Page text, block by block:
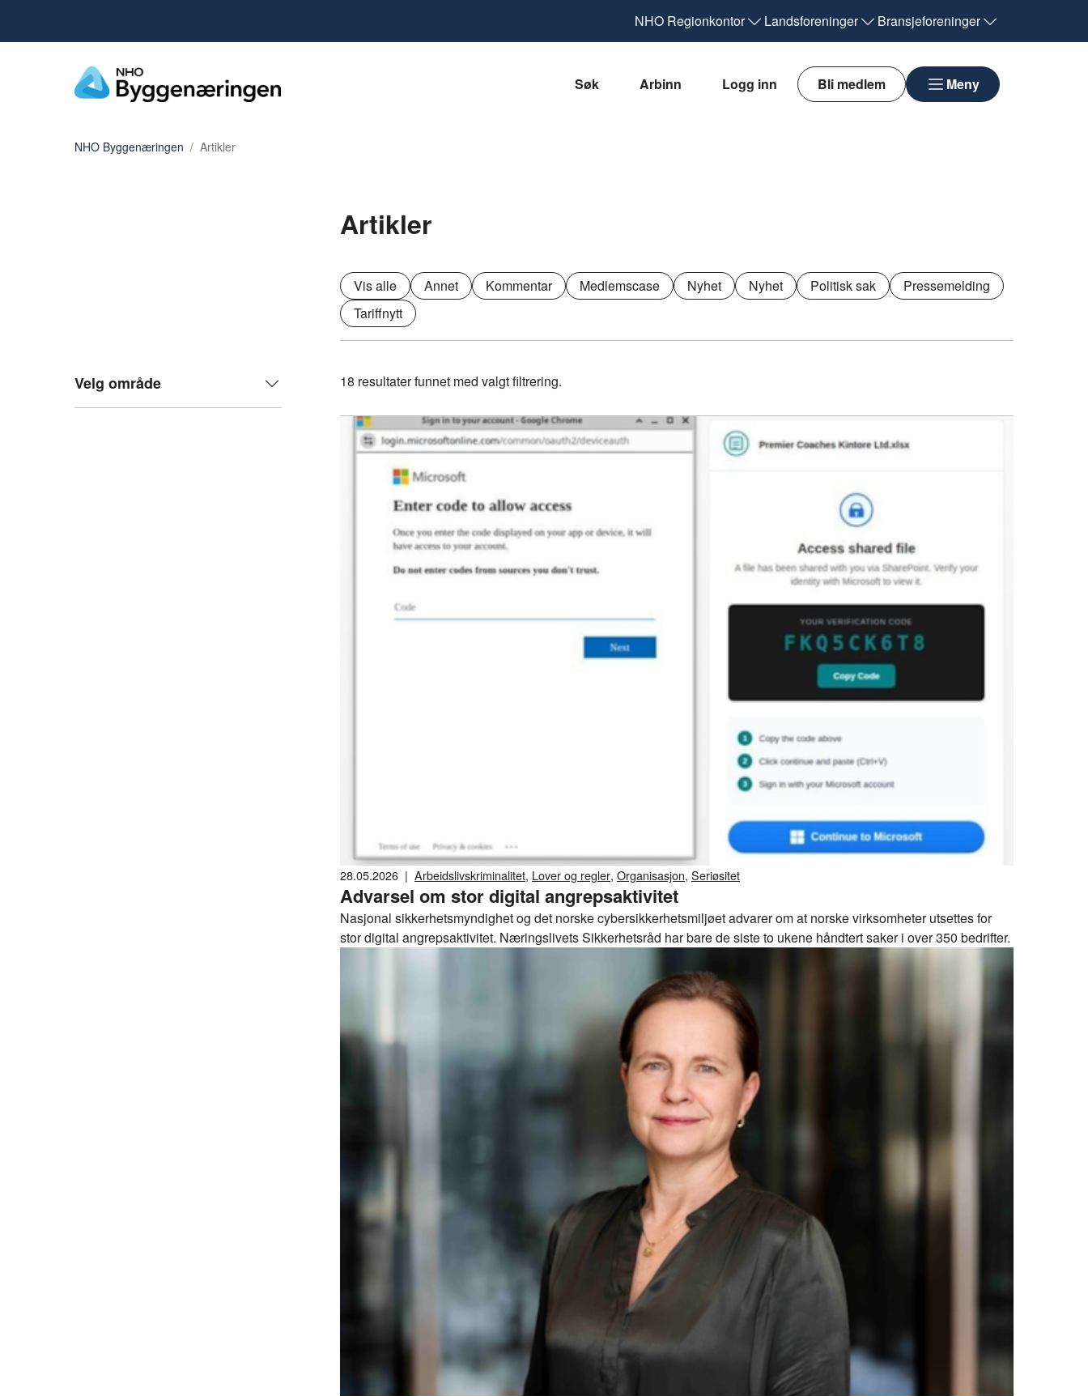
NHO Regionkontor Landsforeninger Bransjeforeninger
Søk Arbinn Logg inn Bli medlem Meny
NHO Byggenæringen Artikler
Artikler
Vis alle Annet Kommentar Medlemscase Nyhet Nyhet Politisk sak
Pressemelding
Tariffnytt
Velg område 18 resultater funnet med valgt filtrering.
28.05.2026 | Arbeidslivskriminalitet, Lover og regler, Organisasjon, Seriøsitet
Advarsel om stor digital angrepsaktivitet
Nasjonal sikkerhetsmyndighet og det norske cybersikkerhetsmiljøet advarer om at norske virksomheter utsettes for
stor digital angrepsaktivitet. Næringslivets Sikkerhetsråd har bare de siste to ukene håndtert saker i over 350 bedrifter.